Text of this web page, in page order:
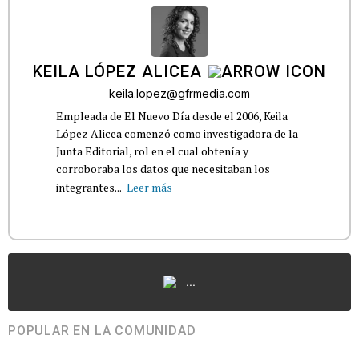
KEILA LÓPEZ ALICEA
keila.lopez@gfrmedia.com
Empleada de El Nuevo Día desde el 2006, Keila
López Alicea comenzó como investigadora de la
Junta Editorial, rol en el cual obtenía y
corroboraba los datos que necesitaban los
integrantes... Leer más
...
POPULAR EN LA COMUNIDAD